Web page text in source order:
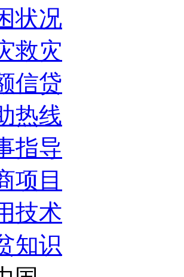
状况
救灾
信贷
热线
指导
项目
技术
知识